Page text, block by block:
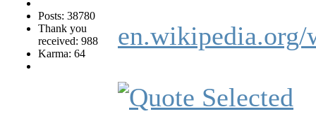
Posts: 38780
Thank you
received: 988
Karma: 64